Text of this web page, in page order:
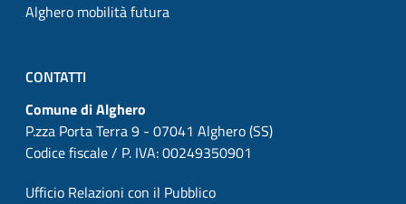
Alghero mobilità futura
CONTATTI
Comune di Alghero
P.zza Porta Terra 9 - 07041 Alghero (SS)
Codice fiscale / P. IVA: 00249350901
Ufficio Relazioni con il Pubblico